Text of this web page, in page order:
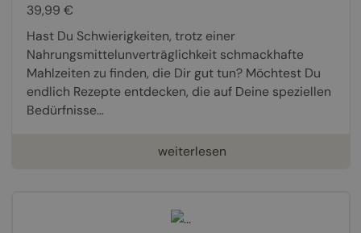
39,99 €
Hast Du Schwierigkeiten, trotz einer
Nahrungsmittelunverträglichkeit schmackhafte
Mahlzeiten zu finden, die Dir gut tun? Möchtest Du
endlich Rezepte entdecken, die auf Deine speziellen
Bedürfnisse...
weiterlesen